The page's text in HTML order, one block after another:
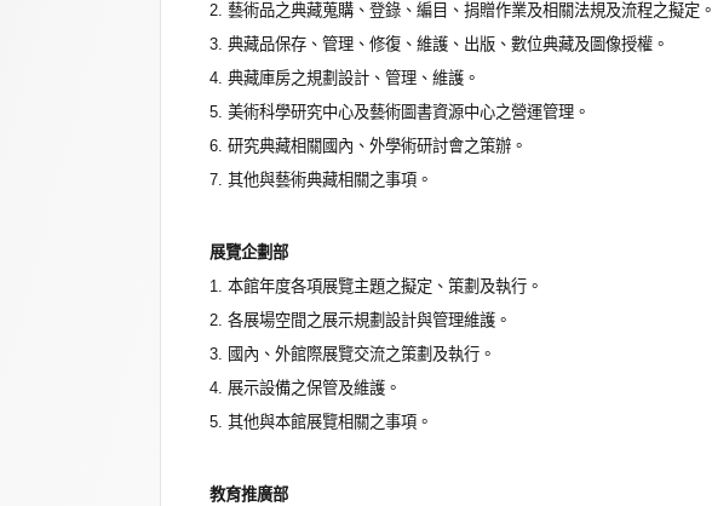
2. 藝術品之典藏蒐購、登錄、編目、捐贈作業及相關法規及流程之擬定。
3. 典藏品保存、管理、修復、維護、出版、數位典藏及圖像授權。
4. 典藏庫房之規劃設計、管理、維護。
5. 美術科學研究中心及藝術圖書資源中心之營運管理。
6. 研究典藏相關國內、外學術研討會之策辦。
7. 其他與藝術典藏相關之事項。
展覽企劃部
1. 本館年度各項展覽主題之擬定、策劃及執行。
2. 各展場空間之展示規劃設計與管理維護。
3. 國內、外館際展覽交流之策劃及執行。
4. 展示設備之保管及維護。
5. 其他與本館展覽相關之事項。
教育推廣部